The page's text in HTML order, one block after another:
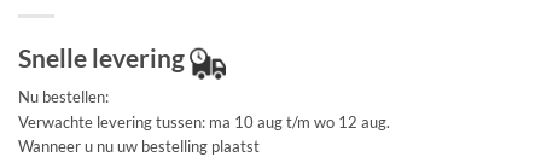
Snelle levering
Nu bestellen:
Verwachte levering tussen: ma 10 aug t/m wo 12 aug.
Wanneer u nu uw bestelling plaatst